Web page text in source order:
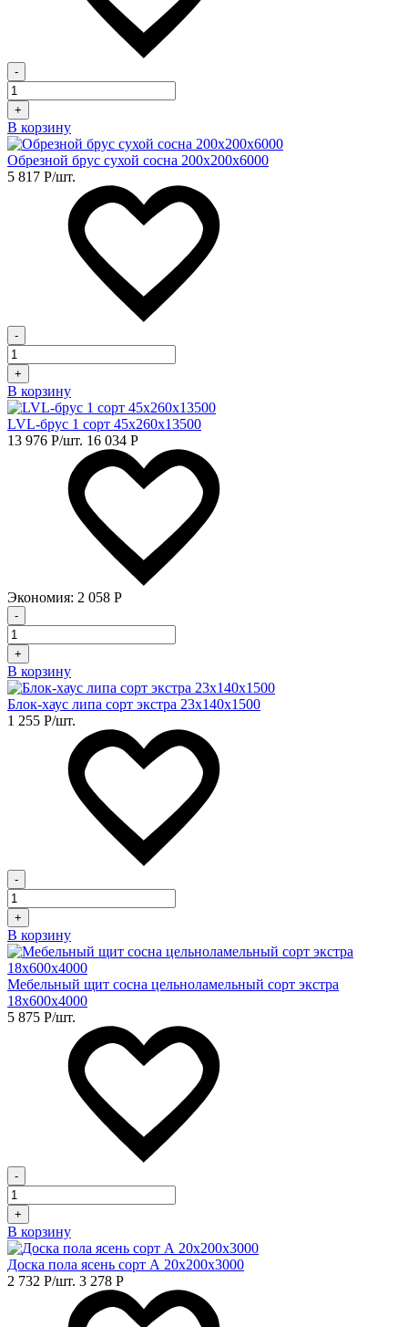
-
+
В корзину
Обрезной брус сухой сосна 200х200х6000
5 817 Р/шт.
-
+
В корзину
LVL-брус 1 сорт 45х260х13500
13 976 Р/шт. 16 034 Р
Экономия: 2 058 Р
-
+
В корзину
Блок-хаус липа сорт экстра 23х140х1500
1 255 Р/шт.
-
+
В корзину
Мебельный щит сосна цельноламельный сорт экстра
18х600х4000
5 875 Р/шт.
-
+
В корзину
Доска пола ясень сорт А 20х200х3000
2 732 Р/шт. 3 278 Р